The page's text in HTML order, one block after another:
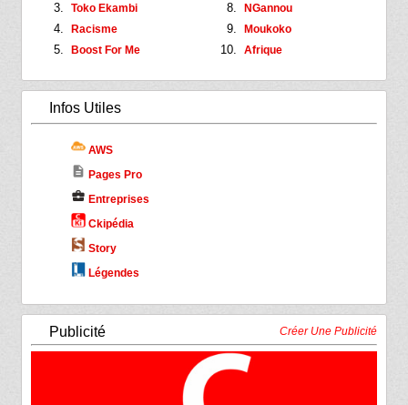
Toko Ekambi
Racisme
Boost For Me
NGannou
Moukoko
Afrique
Infos Utiles
AWS
description Pages Pro
business_center Entreprises
Ckipédia
Story
Légendes
Publicité Créer Une Publicité